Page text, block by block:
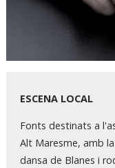
ESCENA LOCAL
Fonts destinats a
Alt Maresme, amb
dansa de Blanes i